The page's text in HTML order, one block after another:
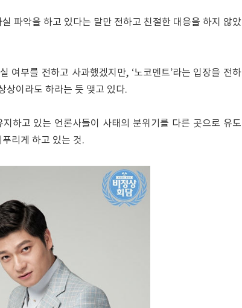
파악을 하고 있다는 말만 전하고 친절한 대응을 하지 않았
여부를 전하고 사과했겠지만, ‘노코멘트’라는 입장을 전하
상이라도 하라는 듯 맺고 있다.
하고 있는 언론사들이 사태의 분위기를 다른 곳으로 유도
리게 하고 있는 것.